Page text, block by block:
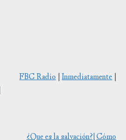
FBC Radio|Inmediatamente
¿Que es la salvación?|Cómo